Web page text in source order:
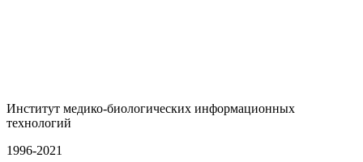
Институт медико-биологических информационных
технологий
1996-2021